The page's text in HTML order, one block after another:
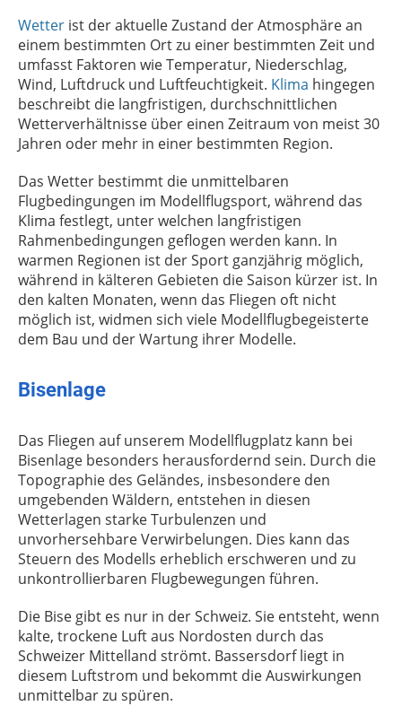
Wetter ist der aktuelle Zustand der Atmosphäre an
einem bestimmten Ort zu einer bestimmten Zeit und
umfasst Faktoren wie Temperatur, Niederschlag,
Wind, Luftdruck und Luftfeuchtigkeit. Klima hingegen
beschreibt die langfristigen, durchschnittlichen
Wetterverhältnisse über einen Zeitraum von meist 30
Jahren oder mehr in einer bestimmten Region.
Das Wetter bestimmt die unmittelbaren
Flugbedingungen im Modellflugsport, während das
Klima festlegt, unter welchen langfristigen
Rahmenbedingungen geflogen werden kann. In
warmen Regionen ist der Sport ganzjährig möglich,
während in kälteren Gebieten die Saison kürzer ist. In
den kalten Monaten, wenn das Fliegen oft nicht
möglich ist, widmen sich viele Modellflugbegeisterte
dem Bau und der Wartung ihrer Modelle.
Bisenlage
Das Fliegen auf unserem Modellflugplatz kann bei
Bisenlage besonders herausfordernd sein. Durch die
Topographie des Geländes, insbesondere den
umgebenden Wäldern, entstehen in diesen
Wetterlagen starke Turbulenzen und
unvorhersehbare Verwirbelungen. Dies kann das
Steuern des Modells erheblich erschweren und zu
unkontrollierbaren Flugbewegungen führen.
Die Bise gibt es nur in der Schweiz. Sie entsteht, wenn
kalte, trockene Luft aus Nordosten durch das
Schweizer Mittelland strömt. Bassersdorf liegt in
diesem Luftstrom und bekommt die Auswirkungen
unmittelbar zu spüren.